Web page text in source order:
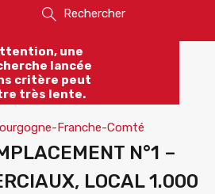
Rechercher
une
lancée
critère peut
très lente.
Franche-Comté
N°1 –
LOCAL 1.000